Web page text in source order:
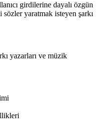
girdilerine dayalı özgün
yaratmak isteyen şarkı
yazarları ve müzik